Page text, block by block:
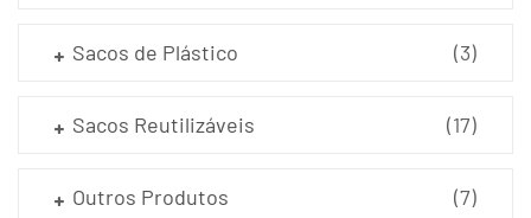
Sacos de Plástico (3)
Sacos Reutilizáveis (17)
Outros Produtos (7)